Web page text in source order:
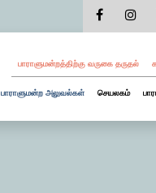
பாராளுமன்றத்திற்கு வருகை தருதல்
பாராளுமன்ற அலுவல்கள் செயலகம்